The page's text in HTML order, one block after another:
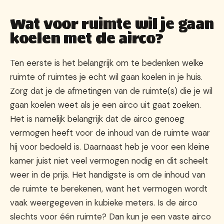
Wat voor ruimte wil je gaan
koelen met de airco?
Ten eerste is het belangrijk om te bedenken welke
ruimte of ruimtes je echt wil gaan koelen in je huis.
Zorg dat je de afmetingen van de ruimte(s) die je wil
gaan koelen weet als je een airco uit gaat zoeken.
Het is namelijk belangrijk dat de airco genoeg
vermogen heeft voor de inhoud van de ruimte waar
hij voor bedoeld is. Daarnaast heb je voor een kleine
kamer juist niet veel vermogen nodig en dit scheelt
weer in de prijs. Het handigste is om de inhoud van
de ruimte te berekenen, want het vermogen wordt
vaak weergegeven in kubieke meters. Is de airco
slechts voor één ruimte? Dan kun je een vaste airco